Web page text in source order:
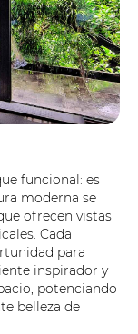
funcional: es
moderna se
ofrecen vistas
Cada
para
inspirador y
potenciando
belleza de